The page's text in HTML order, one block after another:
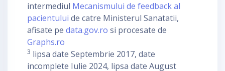
intermediul Mecanismului de feedback al
pacientului de catre Ministerul Sanatatii,
afisate pe data.gov.ro si procesate de
Graphs.ro
3 lipsa date Septembrie 2017, date
incomplete Iulie 2024, lipsa date August